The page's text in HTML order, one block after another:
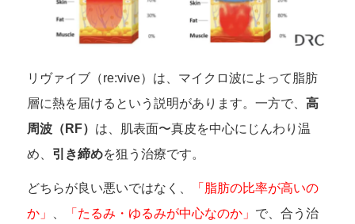
リヴァイブ（re:vive）は、マイクロ波によって脂肪
層に熱を届けるという説明があります。一方で、 高
周波（RF） は、肌表面〜真皮を中心にじんわり温
め、 引き締めを狙う治療です。
どちらが良い悪いではなく、
「脂肪の比率が高いの
か」
「たるみ・ゆるみが中心なのか」 で、合う治